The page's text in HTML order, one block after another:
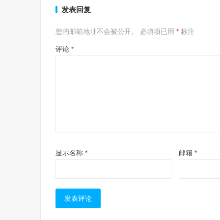
发表回复
您的邮箱地址不会被公开。 必填项已用 * 标注
评论 *
显示名称 * 邮箱 *